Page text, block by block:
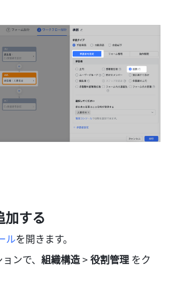
加する
ルを開きます。
ンで、組織構造 > 役割管理 をク